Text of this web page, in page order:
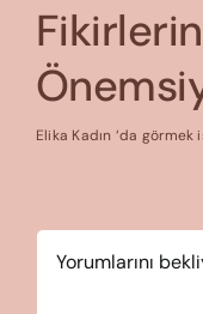
Elika Kadın ‘da